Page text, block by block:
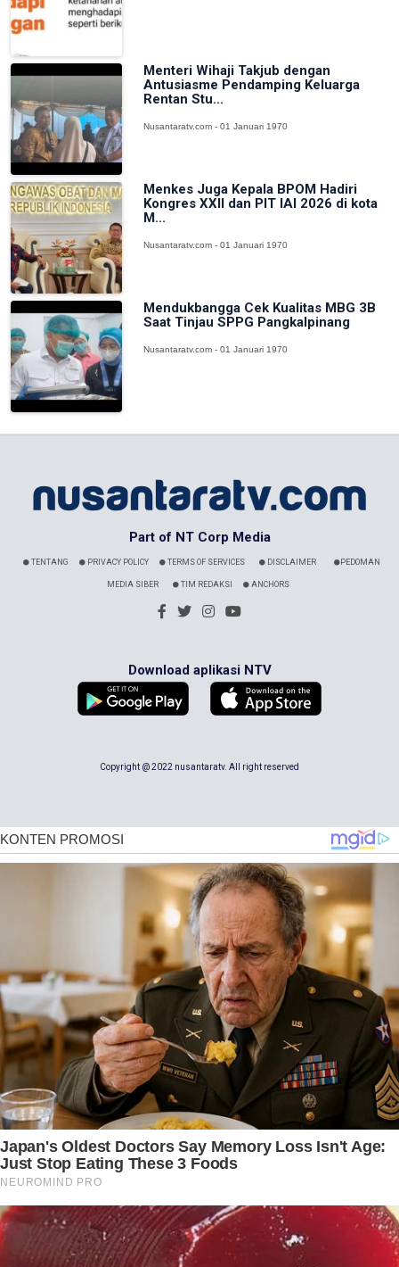
Menteri Wihaji Takjub dengan
Antusiasme Pendamping Keluarga
Rentan Stu...
Nusantaratv.com - 01 Januari 1970
Menkes Juga Kepala BPOM Hadiri
Kongres XXII dan PIT IAI 2026 di kota
M...
Nusantaratv.com - 01 Januari 1970
Mendukbangga Cek Kualitas MBG 3B
Saat Tinjau SPPG Pangkalpinang
Nusantaratv.com - 01 Januari 1970
Part of NT Corp Media
TENTANG PRIVACY POLICY TERMS OF SERVICES DISCLAIMER PEDOMAN
MEDIA SIBER TIM REDAKSI ANCHORS
Download aplikasi NTV
Copyright @ 2022 nusantaratv. All right reserved